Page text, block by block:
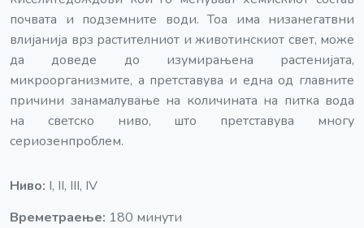
почвата и подземните води. Тоа има низанегатвни
влијанија врз растителниот и животинскиот свет, може
да доведе до изумирањена растенијата,
микроорганизмите, а претставува и една од главните
причини занамалување на количината на питка вода
на светско ниво, што претставува многу
сериозенпроблем.
Ниво: I, II, III, IV
Времетраење: 180 минути